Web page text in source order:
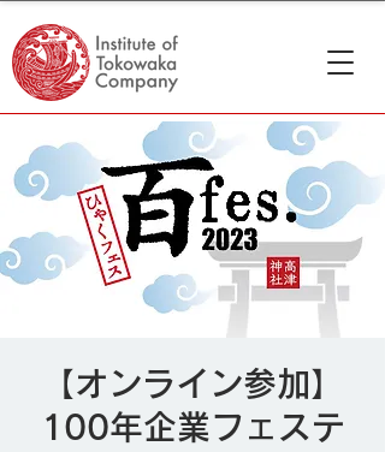
【オンライン参加】
100年企業フェステ